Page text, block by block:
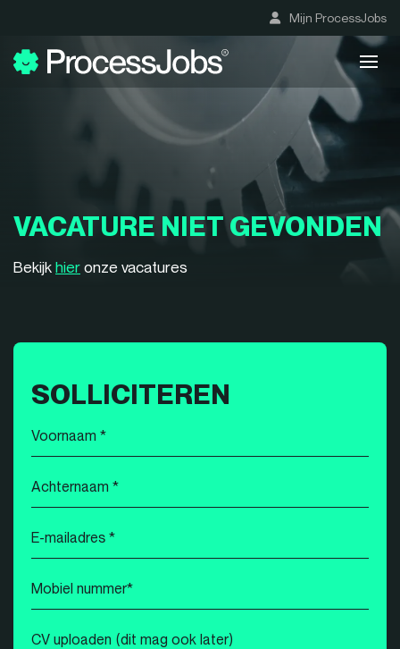
Mijn ProcessJobs
VACATURE NIET GEVONDEN
Bekijk hier onze vacatures
SOLLICITEREN
Voornaam
*
Achternaam
*
E-
mailadres
*
Mobiel
nummer
*
CV uploaden (dit mag ook later)